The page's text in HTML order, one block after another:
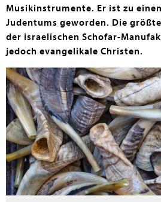
Musikinstrumente. Er ist zu
Judentums geworden. Die
der israelischen Schofar-
jedoch evangelikale Christen.